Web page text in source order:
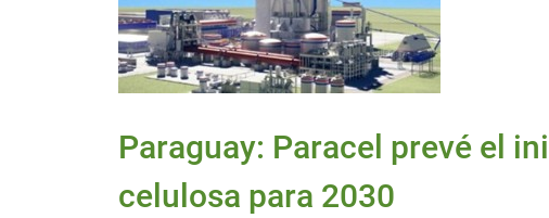
Paraguay: Paracel prevé el
celulosa para 2030